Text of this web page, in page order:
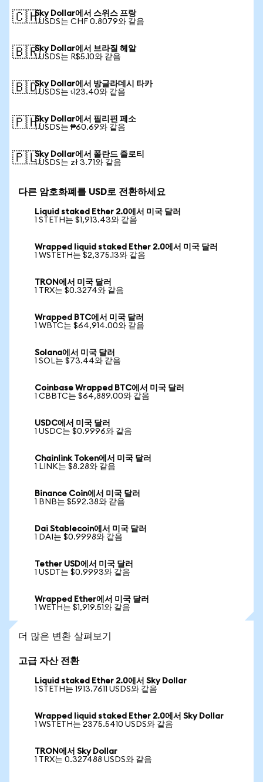
🇨🇭Sky Dollar에서 스위스 프랑
1 USDS는 CHF 0.8079와 같음
🇧🇷Sky Dollar에서 브라질 헤알
1 USDS는 R$5.10와 같음
🇧🇩Sky Dollar에서 방글라데시 타카
1 USDS는 ৳123.40와 같음
🇵🇭Sky Dollar에서 필리핀 페소
1 USDS는 ₱60.69와 같음
🇵🇱Sky Dollar에서 폴란드 즐로티
1 USDS는 zł 3.71와 같음
다른 암호화폐를 USD로 전환하세요
Liquid staked Ether 2.0에서 미국 달러
1 STETH는 $1,913.43와 같음
Wrapped liquid staked Ether 2.0에서 미국 달러
1 WSTETH는 $2,375.13와 같음
TRON에서 미국 달러
1 TRX는 $0.3274와 같음
Wrapped BTC에서 미국 달러
1 WBTC는 $64,914.00와 같음
Solana에서 미국 달러
1 SOL는 $73.44와 같음
Coinbase Wrapped BTC에서 미국 달러
1 CBBTC는 $64,889.00와 같음
USDC에서 미국 달러
1 USDC는 $0.9996와 같음
Chainlink Token에서 미국 달러
1 LINK는 $8.28와 같음
Binance Coin에서 미국 달러
1 BNB는 $592.38와 같음
Dai Stablecoin에서 미국 달러
1 DAI는 $0.9998와 같음
Tether USD에서 미국 달러
1 USDT는 $0.9993와 같음
Wrapped Ether에서 미국 달러
1 WETH는 $1,919.51와 같음
더 많은 변환 살펴보기
고급 자산 전환
Liquid staked Ether 2.0에서 Sky Dollar
1 STETH는 1913.7611 USDS와 같음
Wrapped liquid staked Ether 2.0에서 Sky Dollar
1 WSTETH는 2375.5410 USDS와 같음
TRON에서 Sky Dollar
1 TRX는 0.327488 USDS와 같음